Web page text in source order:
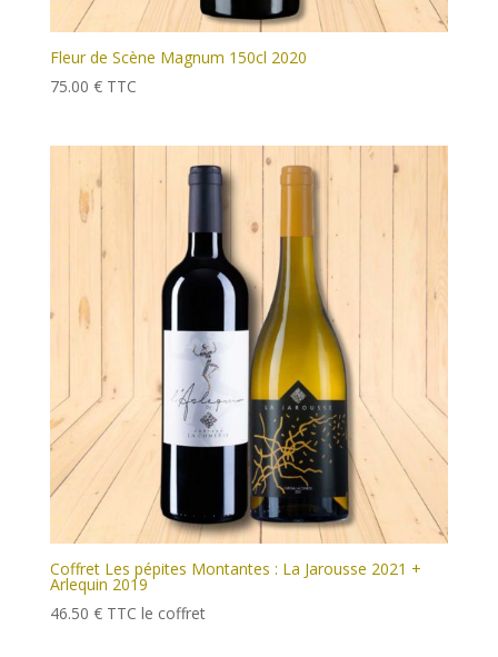
Fleur de Scène Magnum 150cl 2020
75.00 € TTC
Coffret Les pépites Montantes : La Jarousse 2021 +
Arlequin 2019
46.50 € TTC le coffret